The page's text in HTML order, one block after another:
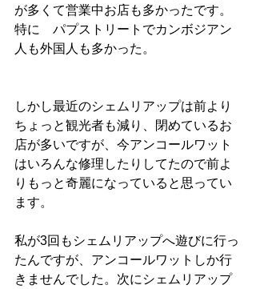
が多くて営業中お店も多かったです。
特に　パプストリートでカンボジアン
人も外国人も多かった。
しかし最近のシェムリアップは前より
ちょっと観光者も減り、閉めているお
店が多いですが、今アンコールワット
はいろんな修理したりしてたので前よ
りもっと奇麗になっていると思ってい
ます。
私が3回もシェムリアップへ遊びに行っ
たんですが、アンコールワットしか行
きませんでした。次にシェムリアップ